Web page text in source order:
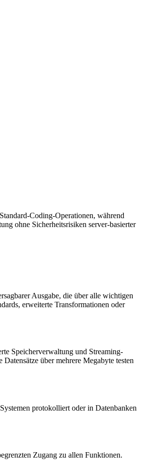
Coding-Operationen, während
ohne Sicherheitsrisiken server-basierter
Ausgabe, die über alle wichtigen
erweiterte Transformationen oder
Speicherverwaltung und Streaming-
über mehrere Megabyte testen
protokolliert oder in Datenbanken
Zugang zu allen Funktionen.